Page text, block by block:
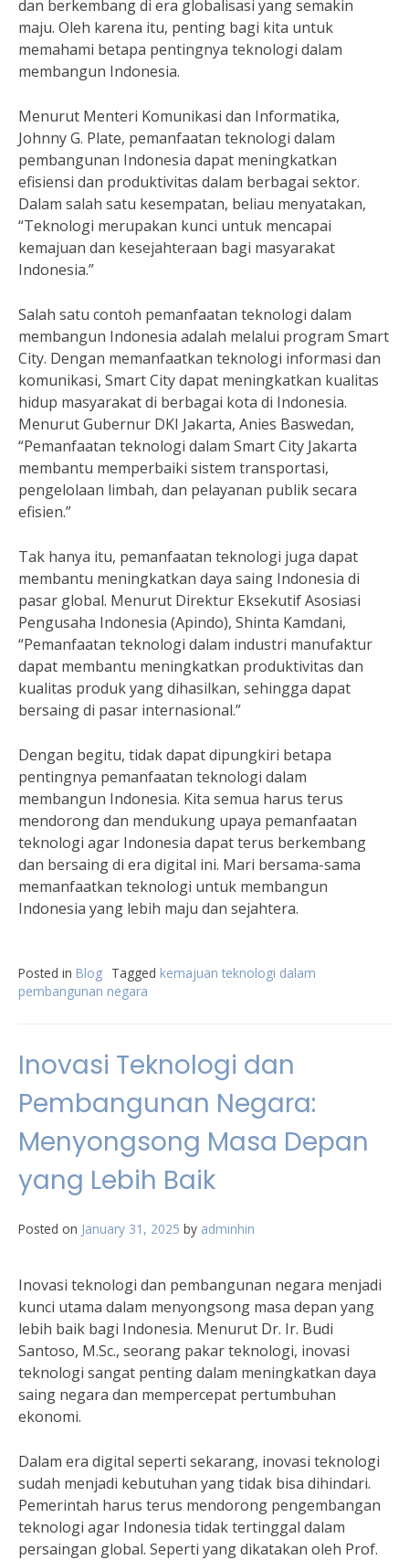
dan berkembang di era globalisasi yang semakin
maju. Oleh karena itu, penting bagi kita untuk
memahami betapa pentingnya teknologi dalam
membangun Indonesia.
Menurut Menteri Komunikasi dan Informatika,
Johnny G. Plate, pemanfaatan teknologi dalam
pembangunan Indonesia dapat meningkatkan
efisiensi dan produktivitas dalam berbagai sektor.
Dalam salah satu kesempatan, beliau menyatakan,
“Teknologi merupakan kunci untuk mencapai
kemajuan dan kesejahteraan bagi masyarakat
Indonesia.”
Salah satu contoh pemanfaatan teknologi dalam
membangun Indonesia adalah melalui program Smart
City. Dengan memanfaatkan teknologi informasi dan
komunikasi, Smart City dapat meningkatkan kualitas
hidup masyarakat di berbagai kota di Indonesia.
Menurut Gubernur DKI Jakarta, Anies Baswedan,
“Pemanfaatan teknologi dalam Smart City Jakarta
membantu memperbaiki sistem transportasi,
pengelolaan limbah, dan pelayanan publik secara
efisien.”
Tak hanya itu, pemanfaatan teknologi juga dapat
membantu meningkatkan daya saing Indonesia di
pasar global. Menurut Direktur Eksekutif Asosiasi
Pengusaha Indonesia (Apindo), Shinta Kamdani,
“Pemanfaatan teknologi dalam industri manufaktur
dapat membantu meningkatkan produktivitas dan
kualitas produk yang dihasilkan, sehingga dapat
bersaing di pasar internasional.”
Dengan begitu, tidak dapat dipungkiri betapa
pentingnya pemanfaatan teknologi dalam
membangun Indonesia. Kita semua harus terus
mendorong dan mendukung upaya pemanfaatan
teknologi agar Indonesia dapat terus berkembang
dan bersaing di era digital ini. Mari bersama-sama
memanfaatkan teknologi untuk membangun
Indonesia yang lebih maju dan sejahtera.
Posted in Blog Tagged kemajuan teknologi dalam
pembangunan negara
Inovasi Teknologi dan
Pembangunan Negara:
Menyongsong Masa Depan
yang Lebih Baik
Posted on January 31, 2025 by adminhin
Inovasi teknologi dan pembangunan negara menjadi
kunci utama dalam menyongsong masa depan yang
lebih baik bagi Indonesia. Menurut Dr. Ir. Budi
Santoso, M.Sc., seorang pakar teknologi, inovasi
teknologi sangat penting dalam meningkatkan daya
saing negara dan mempercepat pertumbuhan
ekonomi.
Dalam era digital seperti sekarang, inovasi teknologi
sudah menjadi kebutuhan yang tidak bisa dihindari.
Pemerintah harus terus mendorong pengembangan
teknologi agar Indonesia tidak tertinggal dalam
persaingan global. Seperti yang dikatakan oleh Prof.